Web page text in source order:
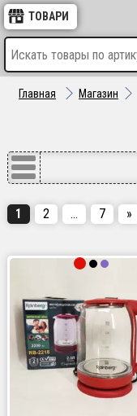
ТОВАРИ
Главная Магазин
1 2 … 7 »